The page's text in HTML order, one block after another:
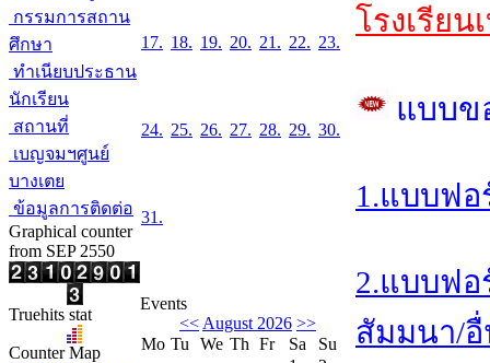
กรรมการสถาน
ศึกษา
ทำเนียบประธาน
นักเรียน
สถานที่
เบญจมฯศูนย์
บางเตย
ข้อมูลการติดต่อ
Graphical counter
from SEP 2550
Truehits stat
Counter Map
17. 18. 19. 20. 21. 22. 23.
24. 25. 26. 27. 28. 29. 30.
31.
Events
<< August 2026 >>
Mo Tu We Th Fr Sa
Su
โรงเรีย
แบบข
1.แบบฟ
2.แบบฟ
สัมมนา/